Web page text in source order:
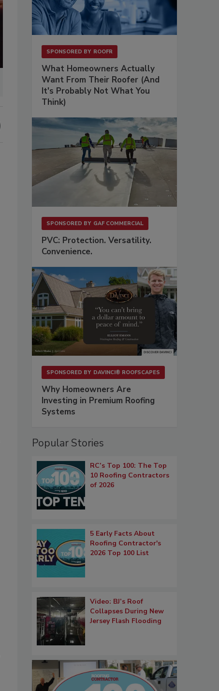
SPONSORED BY ROOFR
What Homeowners Actually
Want From Their Roofer (And
It's Probably Not What You
Think)
SPONSORED BY GAF COMMERCIAL
PVC: Protection. Versatility.
Convenience.
SPONSORED BY DAVINCI® ROOFSCAPES
Why Homeowners Are
Investing in Premium Roofing
Systems
Popular Stories
RC’s Top 100: The Top
10 Roofing Contractors
of 2026
5 Early Facts About
Roofing Contractor's
2026 Top 100 List
Video: BJ’s Roof
Collapses During New
Jersey Flash Flooding